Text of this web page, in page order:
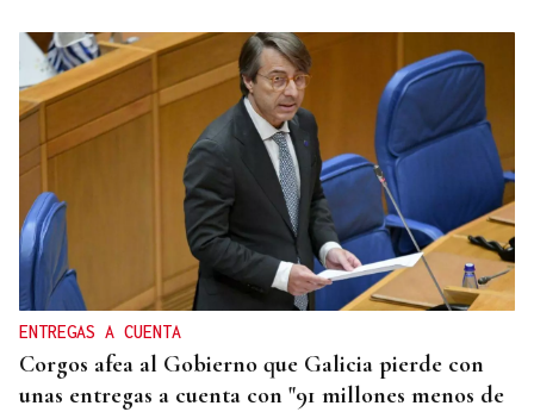
QUEN CHO DIXO
¿Sabe usted que el sushi gratis desata las colas en
Ourense?
ENTREGAS A CUENTA
Corgos afea al Gobierno que Galicia pierde con
unas entregas a cuenta con "91 millones menos de